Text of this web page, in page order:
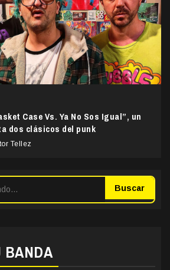
Case Vs. Ya No Sos Igual”, un
dos clásicos del punk
Tellez
Buscar
BANDA